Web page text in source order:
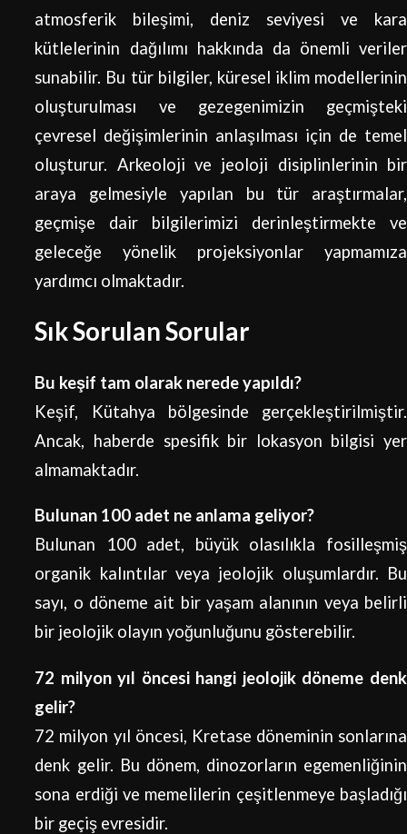
atmosferik bileşimi, deniz seviyesi ve kara
kütlelerinin dağılımı hakkında da önemli veriler
sunabilir. Bu tür bilgiler, küresel iklim modellerinin
oluşturulması ve gezegenimizin geçmişteki
çevresel değişimlerinin anlaşılması için de temel
oluşturur. Arkeoloji ve jeoloji disiplinlerinin bir
araya gelmesiyle yapılan bu tür araştırmalar,
geçmişe dair bilgilerimizi derinleştirmekte ve
geleceğe yönelik projeksiyonlar yapmamıza
yardımcı olmaktadır.
Sık Sorulan Sorular
Bu keşif tam olarak nerede yapıldı?
Keşif, Kütahya bölgesinde gerçekleştirilmiştir.
Ancak, haberde spesifik bir lokasyon bilgisi yer
almamaktadır.
Bulunan 100 adet ne anlama geliyor?
Bulunan 100 adet, büyük olasılıkla fosilleşmiş
organik kalıntılar veya jeolojik oluşumlardır. Bu
sayı, o döneme ait bir yaşam alanının veya belirli
bir jeolojik olayın yoğunluğunu gösterebilir.
72 milyon yıl öncesi hangi jeolojik döneme denk
gelir?
72 milyon yıl öncesi, Kretase döneminin sonlarına
denk gelir. Bu dönem, dinozorların egemenliğinin
sona erdiği ve memelilerin çeşitlenmeye başladığı
bir geçiş evresidir.